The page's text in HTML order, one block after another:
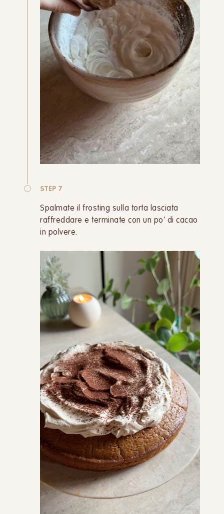
STEP 7
Spalmate il frosting sulla torta lasciata
raffreddare e terminate con un po’ di cacao
in polvere.